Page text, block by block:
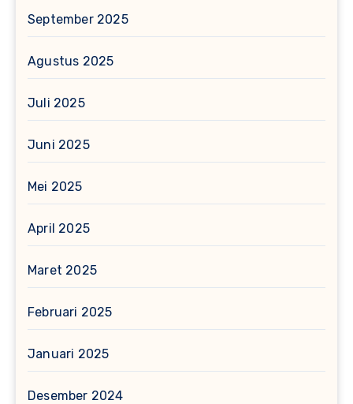
September 2025
Agustus 2025
Juli 2025
Juni 2025
Mei 2025
April 2025
Maret 2025
Februari 2025
Januari 2025
Desember 2024